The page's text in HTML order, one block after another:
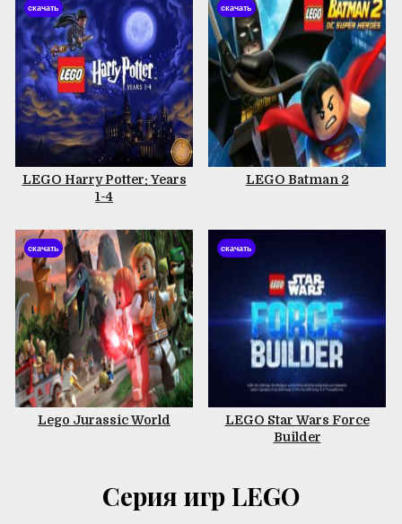
скачать
LEGO Harry Potter: Years
1-4
скачать
LEGO Batman 2
скачать
Lego Jurassic World
скачать
LEGO Star Wars Force
Builder
Серия игр LEGO